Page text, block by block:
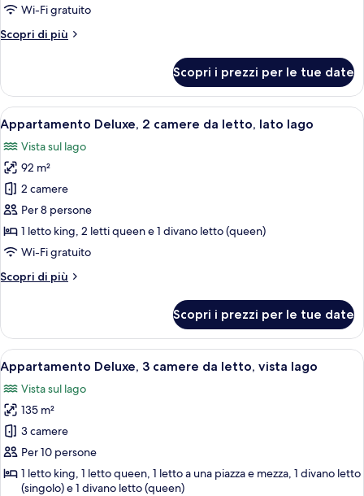
Condo
-
-
1201
Wi-Fi gratuito
Scopri di più
Altri
BD
Condo
-
Terrace
Level
1201
Scopri i prezzi per le tue date
Apri
tutte
le
foto
per
Appartamento
Deluxe,
2
camere
da
lago
Un'ampia zona giorno con tavolo
19
Appartamento Deluxe, 2 camere da letto, lato lago
Vista sul lago
92 m²
2 camere
Per 8 persone
1 letto king, 2 letti queen e 1 divano letto (queen)
Wi-Fi gratuito
Scopri di più
Altri
Deluxe,
camere
da
letto,
lato
lago
Scopri i prezzi per le tue date
Apri
tutte
le
foto
per
Appartamento
Deluxe,
Un soggiorno moderno con
27
Appartamento Deluxe, 3 camere da letto, vista lago
Vista sul lago
135 m²
3 camere
Per 10 persone
1 letto king, 1 letto queen, 1 letto a una piazza e mezza, 1 divano letto
(singolo) e 1 divano letto (queen)